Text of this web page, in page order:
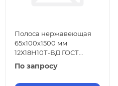
Полоса нержавеющая
65х100х1500 мм
12Х18Н10Т-ВД ГОСТ
18968-73
По запросу